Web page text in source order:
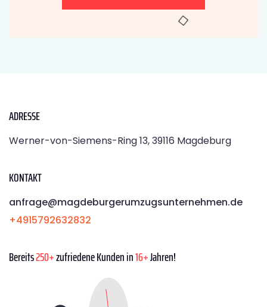
ADRESSE
Werner-von-Siemens-Ring 13, 39116 Magdeburg
KONTAKT
anfrage@magdeburgerumzugsunternehmen.de
+4915792632832
Bereits250+zufriedene Kunden in16+Jahren!